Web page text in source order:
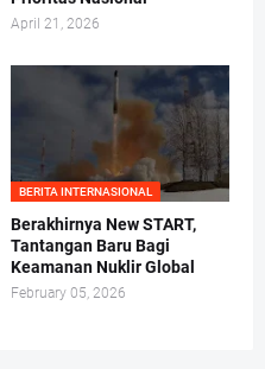
April 21, 2026
BERITA INTERNASIONAL
Berakhirnya New START,
Tantangan Baru Bagi
Keamanan Nuklir Global
February 05, 2026